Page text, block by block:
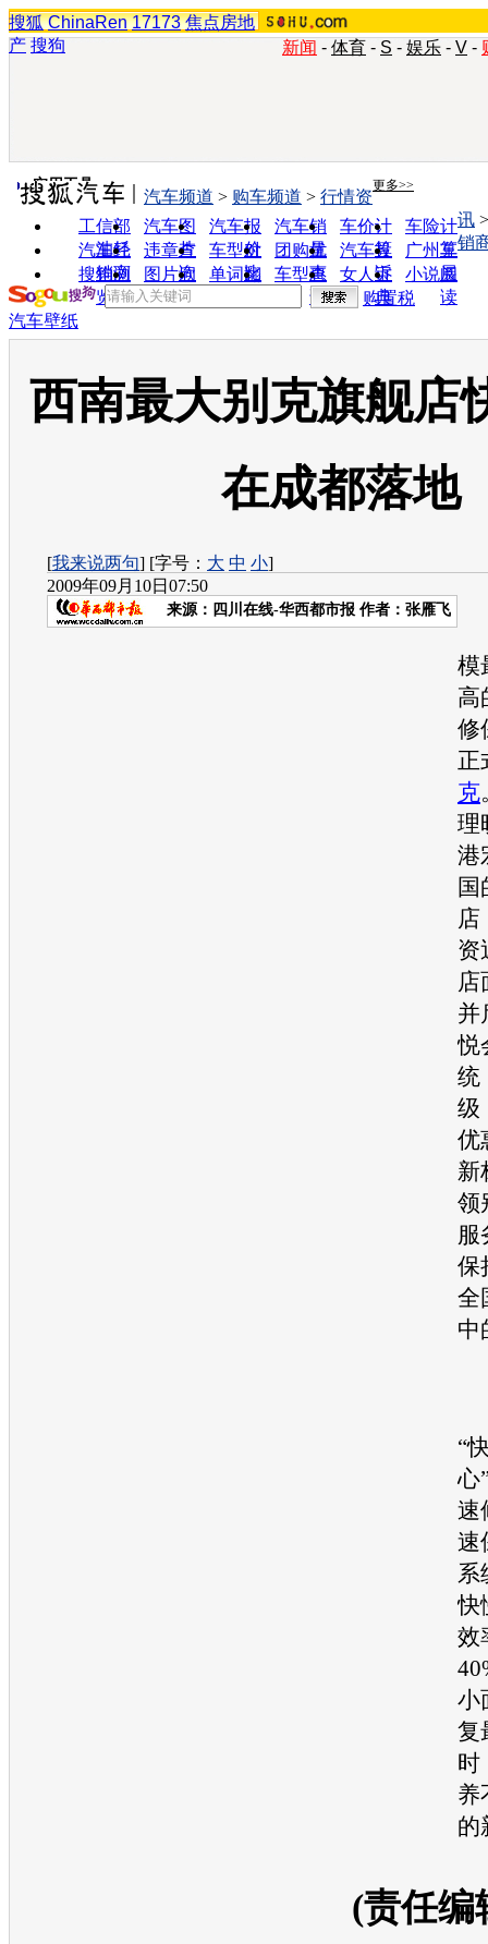
搜狐 ChinaRen 17173 焦点房地
产 搜狗 新闻 - 体育 - S - 娱乐 - V -
实用工具 更多>>
工信部
油耗
汽车图
片
汽车报
价
汽车销
量
车价计
算
车险计
算
汽车经
销商
违章查
询
车型对
比
团购优
惠
汽车投
诉
广州车
展
搜狗浏
览器
图片欣
赏
单词翻
车型查
询
女人宝
典
小说阅
读
汽车频道 > 购车频道 > 行情资
讯
销
购置税
汽车壁纸
西南最大别克旗舰店
在成都落地
[我来说两句] [字号： 大 中 小]
2009年09月10日07:50
来源： 四川在线-华西都市报 作者：张雁飞
模
高
修
正
克
理
港
国
店
资
店
并
悦
统
级
优
新
领
服
保
全
中
“
心
速
速
系
快
效
小
复
时
养
的
(责任编